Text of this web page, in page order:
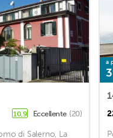
10,9 Eccellente (20)
di Salerno, La
a